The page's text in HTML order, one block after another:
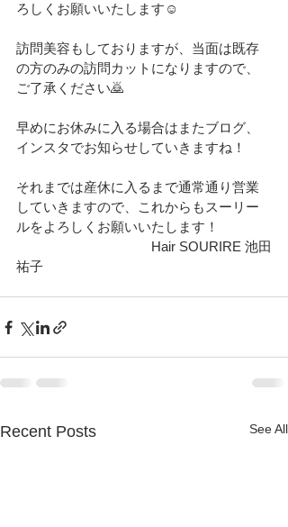
ろしくお願いいたします☺︎
訪問美容もしておりますが、当面は既存
の方のみの訪問カットになりますので、
ご了承ください🙇
早めにお休みに入る場合はまたブログ、
インスタでお知らせしていきますね！
それまでは産休に入るまで通常通り営業
していきますので、これからもスーリー
ルをよろしくお願いいたします！
Hair SOURIRE 池田
祐子
Recent Posts See All